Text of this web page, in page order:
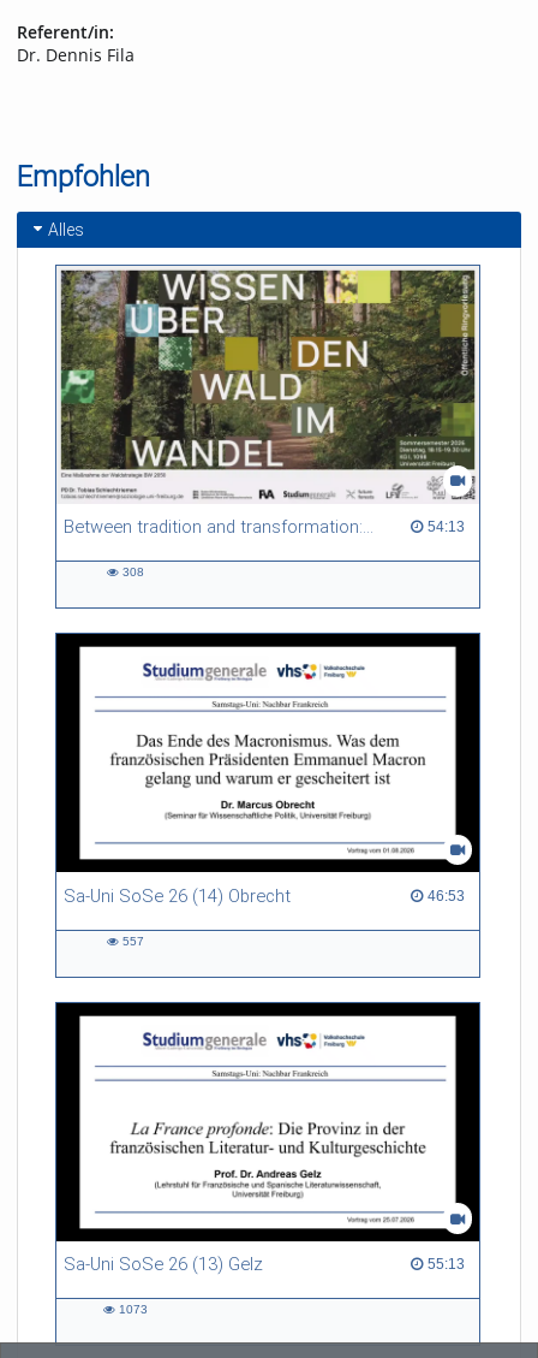
Referent/in:
Dr. Dennis Fila
Empfohlen
Alles
Between tradition and transformation: how owners, advisers and institutions co-create knowledge for resilient forests in Europe 54:13
54:13 duration
308
Sa-Uni SoSe 26 (14) Obrecht 46:53
46:53 duration
557
Sa-Uni SoSe 26 (13) Gelz 55:13
55:13 duration
1073